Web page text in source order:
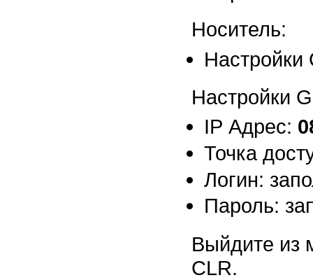
Носитель:
Настройки
Настройки
IP Адрес:
Точка
Логин:
Пароль:
Выйдите из
CLR.